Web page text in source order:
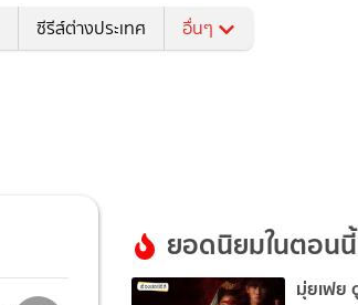
ซีรีส์ต่างประเทศ อื่นๆ
ยอดนิยมในตอนนี้
มุ่ยเฟย